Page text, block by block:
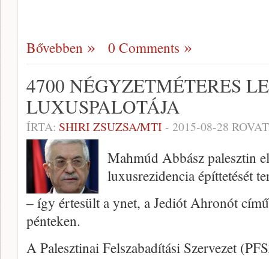
Bővebben 0 Comments
4700 NÉGYZETMÉTERES
LUXUSPALOTÁJA
ÍRTA: SHIRI ZSUZSA/MTI - 2015-08-28
Mahmúd Abbász palesztin
luxusrezidencia építtetését
– így értesült a ynet, a Jediót Ahronót
pénteken.
A Palesztinai Felszabadítási Szervezet